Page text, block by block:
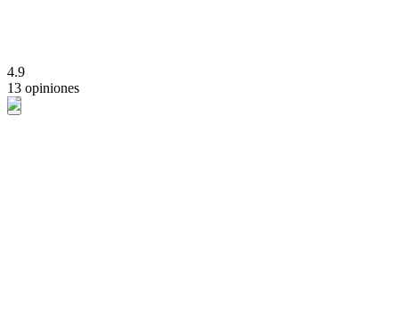
4.9
13 opiniones